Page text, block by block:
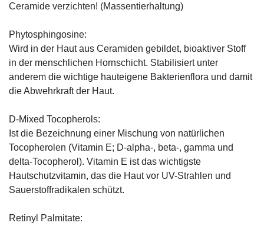
Ceramide verzichten! (Massentierhaltung)
Phytosphingosine:
Wird in der Haut aus Ceramiden gebildet, bioaktiver Stoff
in der menschlichen Hornschicht. Stabilisiert unter
anderem die wichtige hauteigene Bakterienflora und damit
die Abwehrkraft der Haut.
D-Mixed Tocopherols:
Ist die Bezeichnung einer Mischung von natürlichen
Tocopherolen (Vitamin E; D-alpha-, beta-, gamma und
delta-Tocopherol). Vitamin E ist das wichtigste
Hautschutzvitamin, das die Haut vor UV-Strahlen und
Sauerstoffradikalen schützt.
Retinyl Palmitate: